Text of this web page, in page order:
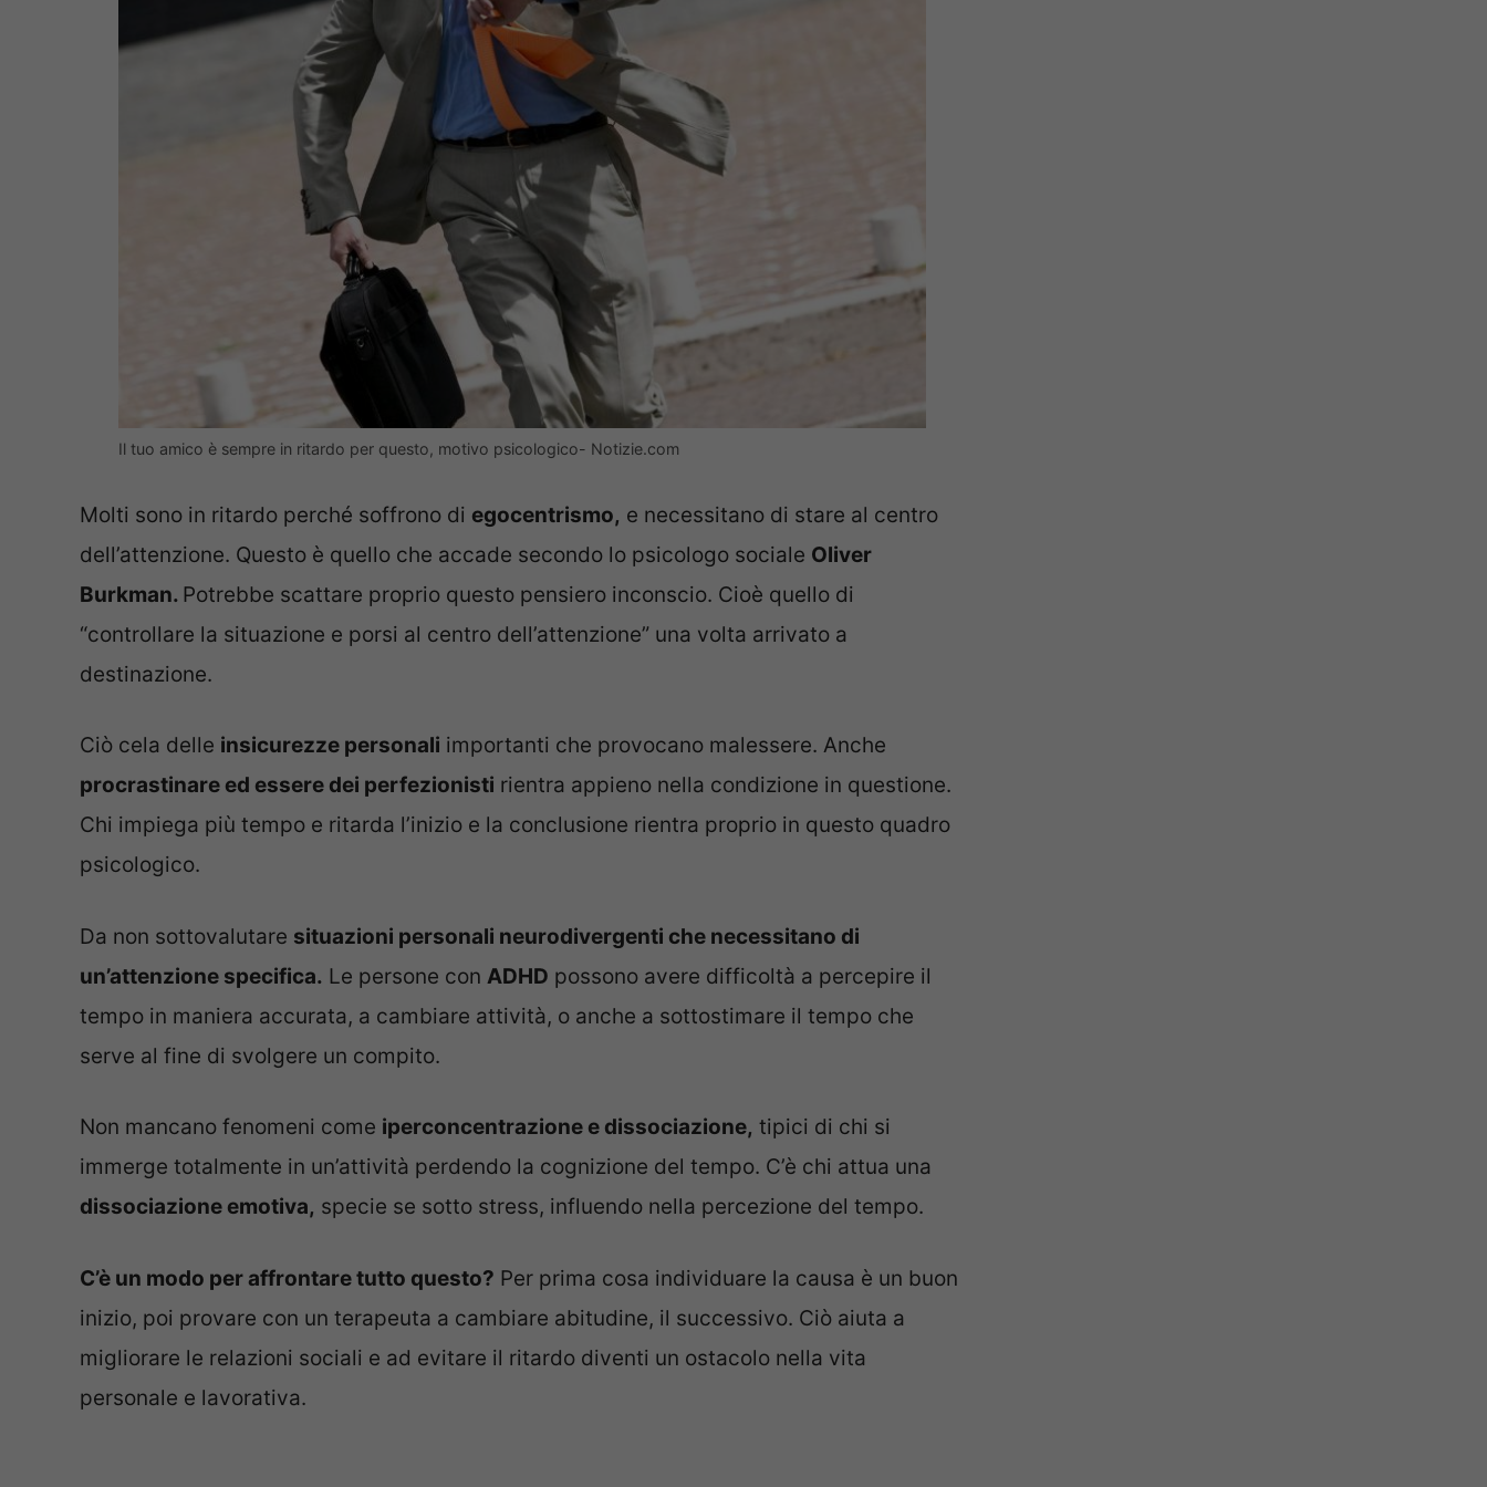
Il tuo amico è sempre in ritardo per questo, motivo psicologico- Notizie.com
Molti sono in ritardo perché soffrono di egocentrismo, e necessitano di stare al centro
dell’attenzione. Questo è quello che accade secondo lo psicologo sociale Oliver
Burkman. Potrebbe scattare proprio questo pensiero inconscio. Cioè quello di
“controllare la situazione e porsi al centro dell’attenzione” una volta arrivato a
destinazione.
Ciò cela delle insicurezze personali importanti che provocano malessere. Anche
procrastinare ed essere dei perfezionisti rientra appieno nella condizione in questione.
Chi impiega più tempo e ritarda l’inizio e la conclusione rientra proprio in questo quadro
psicologico.
Da non sottovalutare situazioni personali neurodivergenti che necessitano di
un’attenzione specifica. Le persone con ADHD possono avere difficoltà a percepire il
tempo in maniera accurata, a cambiare attività, o anche a sottostimare il tempo che
serve al fine di svolgere un compito.
Non mancano fenomeni come iperconcentrazione e dissociazione, tipici di chi si
immerge totalmente in un’attività perdendo la cognizione del tempo. C’è chi attua una
dissociazione emotiva, specie se sotto stress, influendo nella percezione del tempo.
C’è un modo per affrontare tutto questo? Per prima cosa individuare la causa è un buon
inizio, poi provare con un terapeuta a cambiare abitudine, il successivo. Ciò aiuta a
migliorare le relazioni sociali e ad evitare il ritardo diventi un ostacolo nella vita
personale e lavorativa.